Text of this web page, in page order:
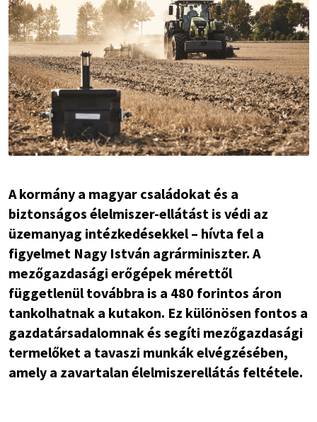
A kormány a magyar családokat és a
biztonságos élelmiszer-ellátást is védi az
üzemanyag intézkedésekkel – hívta fel a
figyelmet Nagy István agrárminiszter. A
mezőgazdasági erőgépek mérettől
függetlenül továbbra is a 480 forintos áron
tankolhatnak a kutakon. Ez különösen fontos a
gazdatársadalomnak és segíti mezőgazdasági
termelőket a tavaszi munkák elvégzésében,
amely a zavartalan élelmiszerellátás feltétele.